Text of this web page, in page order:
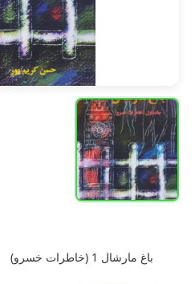
باغ مارشال 1 (خاطرات خسرو)